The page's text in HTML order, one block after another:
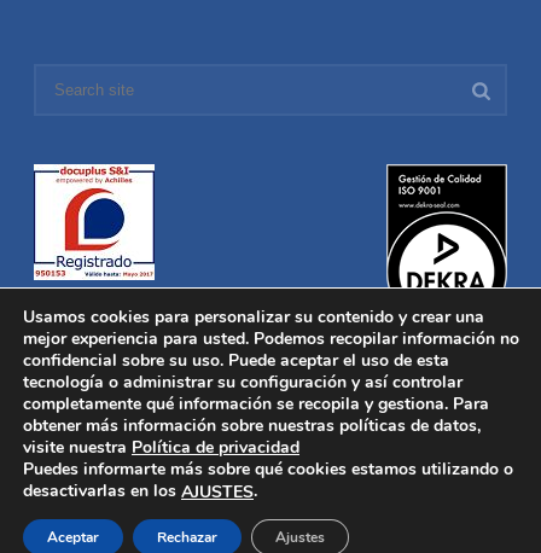
Distronica © 2016 Todos los derechos reservados.Aviso legal
Política de privacidad|Política de Cookies
Desarrollado porNucleosoft
Inicio
Quiénes Somos
Distribución
Usamos cookies para personalizar su contenido y crear una
mejor experiencia para usted. Podemos recopilar información no
confidencial sobre su uso. Puede aceptar el uso de esta
tecnología o administrar su configuración y así controlar
completamente qué información se recopila y gestiona. Para
obtener más información sobre nuestras políticas de datos,
visite nuestra Política de privacidad
Puedes informarte más sobre qué cookies estamos utilizando o
desactivarlas en los AJUSTES.
Aceptar Rechazar Ajustes